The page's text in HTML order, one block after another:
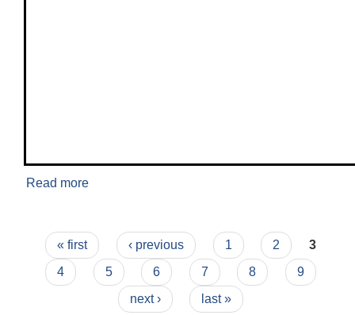
Read more
Pages
« first ‹ previous 1 2
3
4
5 6 7 8
9
next ›
last »